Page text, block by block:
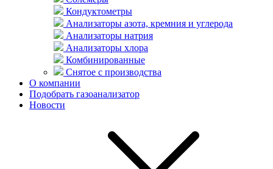
Кондуктометры
Анализаторы азота, кремния и углерода
Анализаторы натрия
Анализаторы хлора
Комбинированные
Снятое с производства
О компании
Подобрать газоанализатор
Новости